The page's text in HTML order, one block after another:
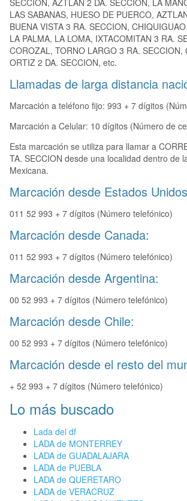
SECCION, AZTLAN 2 DA. SECCION, LA
LAS SABANAS, HUESO DE PUERCO,
BUENA VISTA 3 RA. SECCION,
LA PALMA, LA LOMA, IXTACOMITAN 3 RA.
COROZAL, TORNO LARGO 3 RA. SECCION,
ORTIZ 2 DA. SECCION, etc.
Llamadas de larga distancia
Marcación a teléfono fijo: 993 + 7 dígitos
Marcación a Celular: 10 dígitos (Número de
Esta marcación se utiliza para llamar a
TA. SECCION desde una localidad dentro de
Mexicana.
Marcación desde Estados
011 52 993 + 7 dígitos (Número telefónico)
Marcación desde Canada:
011 52 993 + 7 dígitos (Número telefónico)
Marcación desde Argentina:
00 52 993 + 7 dígitos (Número telefónico)
Marcación desde Chile:
00 52 993 + 7 dígitos (Número telefónico)
Marcación desde el resto del
+ 52 993 + 7 dígitos (Número telefónico)
Lo más buscado
Lada del df
LADA de MONTERREY
LADA de GUADALAJARA
LADA de PUEBLA
LADA de QUERETARO
LADA de VERACRUZ